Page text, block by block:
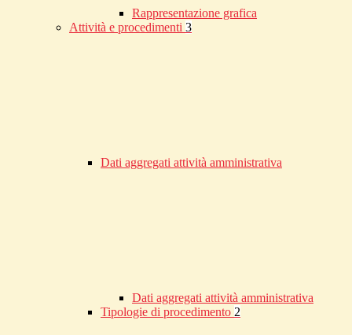
Rappresentazione grafica
Attività e procedimenti 3
Dati aggregati attività amministrativa
Dati aggregati attività amministrativa
Tipologie di procedimento 2